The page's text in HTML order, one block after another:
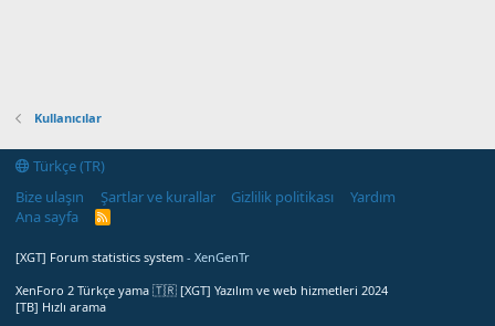
Kullanıcılar
Türkçe (TR)
Bize ulaşın
Şartlar ve kurallar Gizlilik politikası
Yardım
Ana sayfa
R
[XGT] Forum statistics system - XenGenTr
XenForo 2 Türkçe yama 🇹🇷 [XGT] Yazılım ve web hizmetleri 2024
[TB] Hızlı arama